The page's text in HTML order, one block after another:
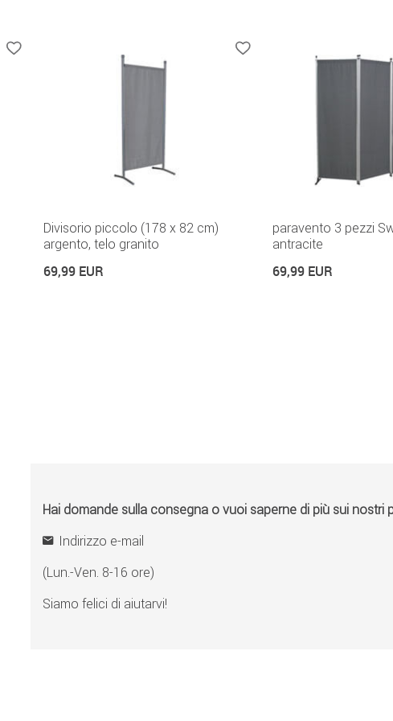
Divisorio piccolo (178 x 82 cm)
argento, telo granito
69,99 EUR
paravento 3 pezzi
antracite
69,99 EUR
Hai domande sulla consegna o vuoi saperne di più sui nostri
Indirizzo e-mail
(Lun.-Ven. 8-16 ore)
Siamo felici di aiutarvi!